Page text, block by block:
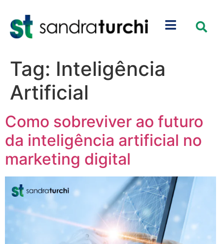
Tag: Inteligência
Artificial
Como sobreviver ao futuro
da inteligência artificial no
marketing digital